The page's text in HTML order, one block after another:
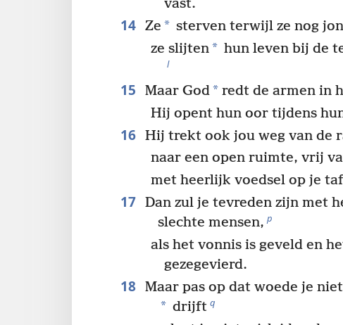
vast.
14 Ze * sterven terwijl ze nog
ze slijten* hun leven bij de
l
15 Maar God*redt de armen in
Hij opent hun oor tijdens
16 Hij trekt ook jou weg van de
naar een open ruimte, vrij
met heerlijk voedsel op je
17 Dan zul je tevreden zijn met
slechte mensen, p
als het vonnis is geveld en
gezegevierd.
18 Maar pas op dat woede je
* drijft q